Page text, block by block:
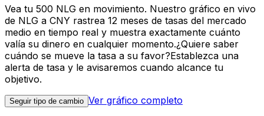
Vea tu 500 NLG en movimiento. Nuestro gráfico en vivo
de NLG a CNY rastrea 12 meses de tasas del mercado
medio en tiempo real y muestra exactamente cuánto
valía su dinero en cualquier momento.¿Quiere saber
cuándo se mueve la tasa a su favor?Establezca una
alerta de tasa y le avisaremos cuando alcance tu
objetivo.
Seguir tipo de cambio Ver gráfico completo